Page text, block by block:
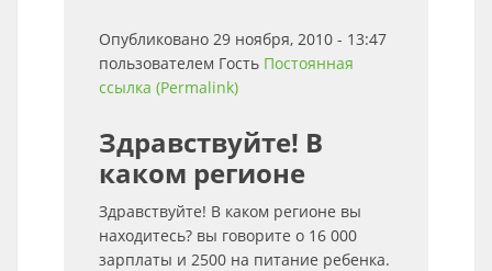
Опубликовано 29 ноября, 2010 - 13:47
пользователем Гость Постоянная
ссылка (Permalink)
Здравствуйте! В
каком регионе
Здравствуйте! В каком регионе вы
находитесь? вы говорите о 16 000
зарплаты и 2500 на питание ребенка.